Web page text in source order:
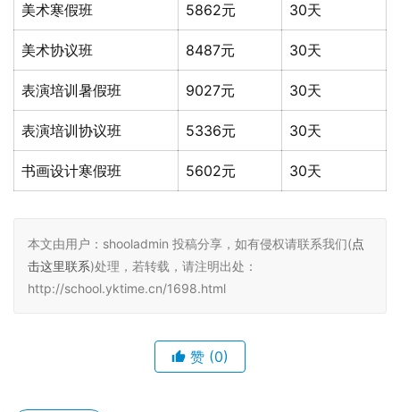
美术寒假班 5862元 30天
美术协议班 8487元 30天
表演培训暑假班 9027元 30天
表演培训协议班 5336元 30天
书画设计寒假班 5602元 30天
本文由用户：shooladmin 投稿分享，如有侵权请联系我们(点
击这里联系)处理，若转载，请注明出处：
http://school.yktime.cn/1698.html
赞 (0)